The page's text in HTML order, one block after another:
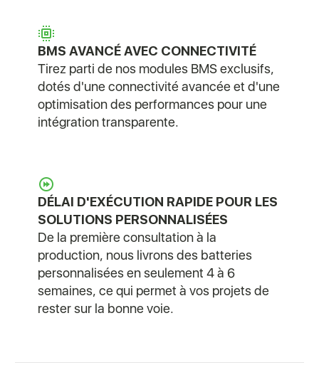
BMS AVANCÉ AVEC CONNECTIVITÉ
Tirez parti de nos modules BMS exclusifs,
dotés d'une connectivité avancée et d'une
optimisation des performances pour une
intégration transparente.
DÉLAI D'EXÉCUTION RAPIDE POUR LES
SOLUTIONS PERSONNALISÉES
De la première consultation à la
production, nous livrons des batteries
personnalisées en seulement 4 à 6
semaines, ce qui permet à vos projets de
rester sur la bonne voie.